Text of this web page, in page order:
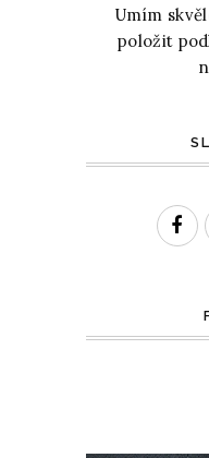
Umím
položit